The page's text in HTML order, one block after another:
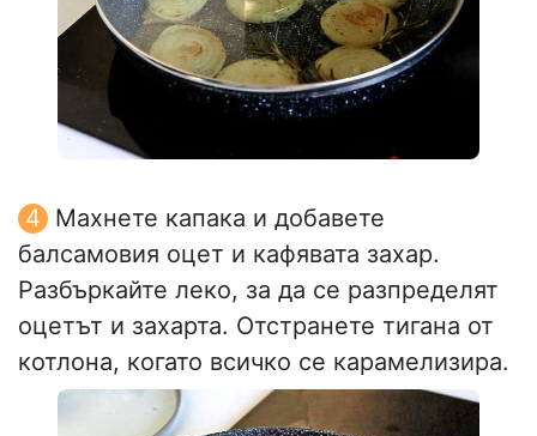
Махнете капака и добавете
балсамовия оцет и кафявата захар.
Разбъркайте леко, за да се разпределят
оцетът и захарта. Отстранете тигана от
котлона, когато всичко се карамелизира.